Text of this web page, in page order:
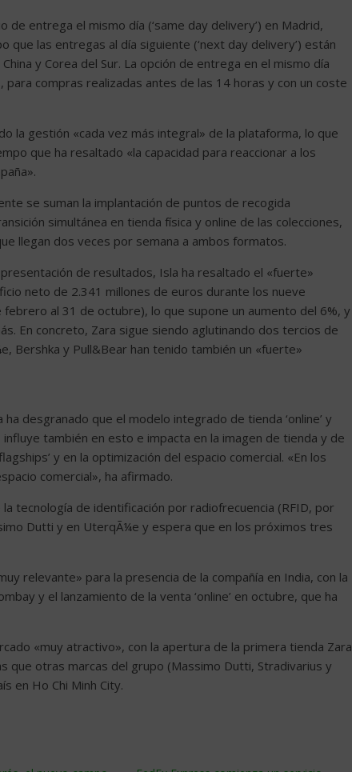
entrega el mismo día (‘same day delivery’) en Madrid,
que las entregas al día siguiente (‘next day delivery’) están
y Corea del Sur. La opción de entrega en el mismo día
compras realizadas antes de las 14 horas y con un coste
la gestión «cada vez más integral» de la plataforma, lo que
que ha resaltado «la capacidad para reaccionar a los
se suman la implantación de puntos de recogida
simultánea en tienda física y online de las colecciones,
llegan dos veces por semana a ambos formatos.
de resultados, Isla ha resaltado el «fuerte»
neto de 2.341 millones de euros durante los nueve
al 31 de octubre), lo que supone un aumento del 6%, y
En concreto, Zara sigue siendo aglutinando dos tercios de
Bershka y Pull&Bear han tenido también un «fuerte»
desgranado que el modelo integrado de tienda ‘online’ y
también en esto e impacta en la imagen de tienda y de
y en la optimización del espacio comercial. «En los
comercial», ha afirmado.
tecnología de identificación por radiofrecuencia (RFID, por
Dutti y en UterqÃ¼e y espera que en los próximos tres
relevante» para la presencia de la compañía en India, con la
y el lanzamiento de la venta ‘online’ en octubre, que ha
«muy atractivo», con la apertura de la primera tienda Zara
que otras marcas del grupo (Massimo Dutti, Stradivarius y
en Ho Chi Minh City.